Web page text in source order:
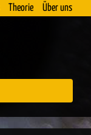
Theorie Über uns